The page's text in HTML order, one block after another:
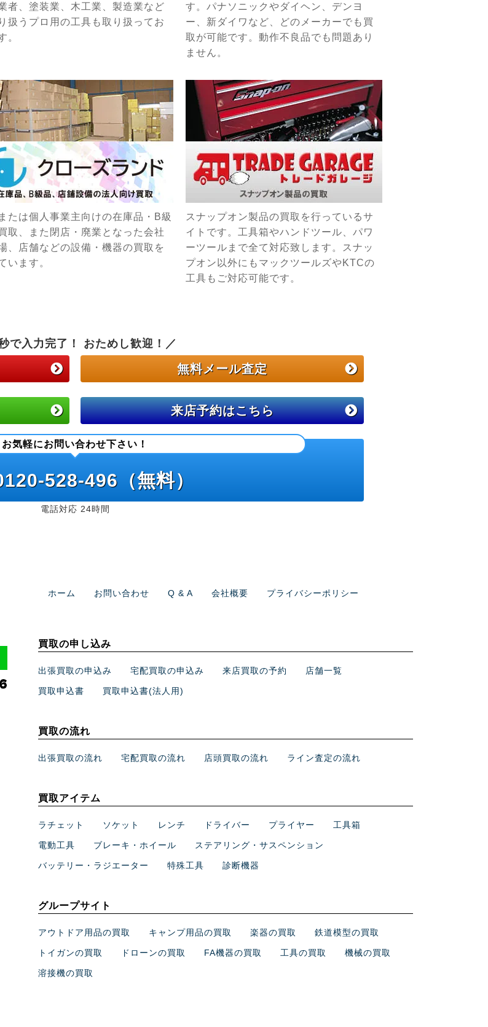
者、塗装業、木工業、製造業など
扱うプロ用の工具も取り扱ってお
。
す。パナソニックやダイヘン、デンヨ
ー、新ダイワなど、どのメーカーでも買
取が可能です。動作不良品でも問題あり
ません。
たは個人事業主向けの在庫品・B級
取、また閉店・廃業となった会社
、店舗などの設備・機器の買取を
います。
スナップオン製品の買取を行っているサ
イトです。工具箱やハンドツール、パワ
ーツールまで全て対応致します。スナッ
プオン以外にもマックツールズやKTCの
工具もご対応可能です。
で入力完了！ おためし歓迎！／
無料メール査定
来店予約はこちら
お気軽にお問い合わせ下さい！
528-496（無料）
電話対応 24時間
ホーム お問い合わせ Q & A 会社概要 プライバシーポリシー
買取の申し込み
出張買取の申込み 宅配買取の申込み 来店買取の予約 店舗一覧
買取申込書 買取申込書(法人用)
買取の流れ
出張買取の流れ 宅配買取の流れ 店頭買取の流れ ライン査定の流れ
買取アイテム
ラチェット ソケット レンチ ドライバー プライヤー 工具箱
電動工具 ブレーキ・ホイール ステアリング・サスペンション
バッテリー・ラジエーター 特殊工具 診断機器
グループサイト
アウトドア用品の買取 キャンプ用品の買取 楽器の買取 鉄道模型の買取
トイガンの買取 ドローンの買取 FA機器の買取 工具の買取 機械の買取
溶接機の買取